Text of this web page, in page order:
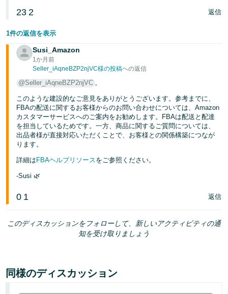
23 2 返信
1件の返信を表示
Susi_Amazon
1か月前
Seller_iAqneBZP2njVC様の投稿への返信
@Seller_iAqneBZP2njVC ,
このような建設的なご意見をありがとうございます。参考までに、
FBAの配送に関するお客様からのお問い合わせについては、Amazon
カスタマーサービスへのご案内をお勧めします。FBAは配送と配達
を担当しているためです。一方、商品に関するご質問については、
出品者様が直接対応いただくことで、お客様との関係構築につなが
ります。
詳細は FBAヘルプリソースをご参照ください。
-Susi 🌿
0 1 返信
このディスカッションをフォローして、新しいアクティビティの通
知を受け取りましょう
同様のディスカッション